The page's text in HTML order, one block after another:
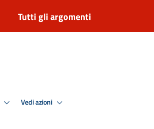
Tutti gli argomenti
Vedi azioni